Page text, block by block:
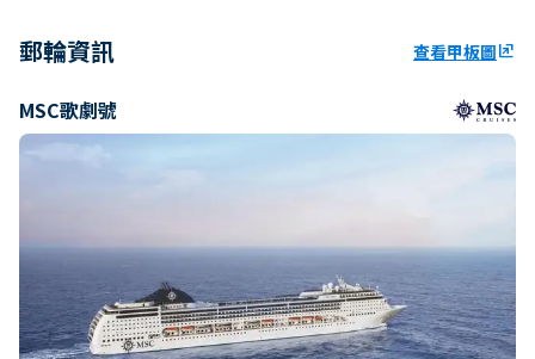
郵輪資訊 查看甲板圖ungroup
MSC歌劇號